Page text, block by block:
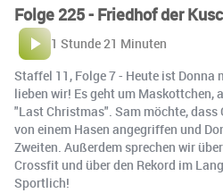
Folge 225 - Friedhof der
1 Stunde 21 Minuten
Staffel 11, Folge 7 - Heute ist Donna
lieben wir! Es geht um Maskottchen,
"Last Christmas". Sam möchte, dass
von einem Hasen angegriffen und
Zweiten. Außerdem sprechen wir
Crossfit und über den Rekord im
Sportlich!